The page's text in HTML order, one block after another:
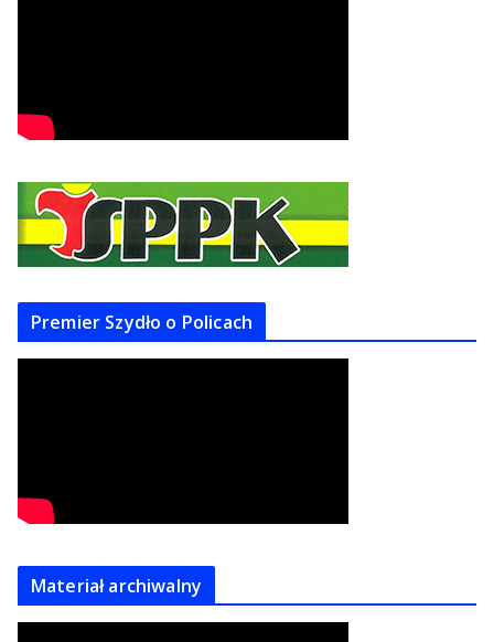
Premier Szydło o Policach
Materiał archiwalny